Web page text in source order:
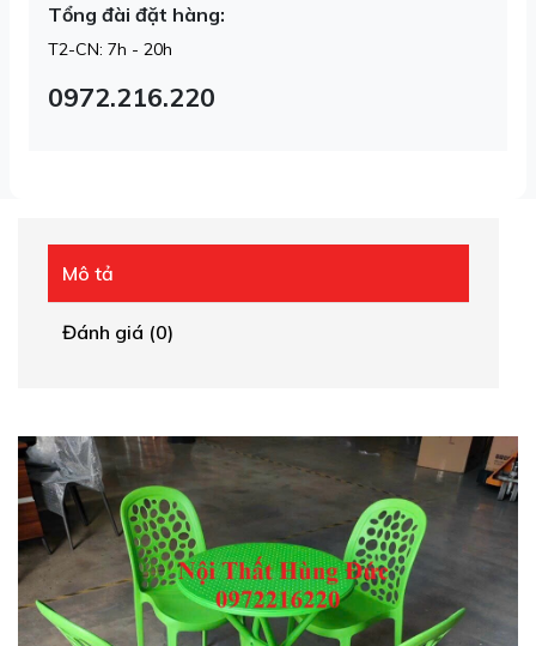
Tổng đài đặt hàng:
T2-CN: 7h - 20h
0972.216.220
Mô tả
Đánh giá (0)